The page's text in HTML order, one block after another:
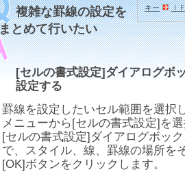
キー Ｉ
複雑な罫線の設定を
とめて行いたい
[セルの書式設定]ダイアログボ
設定する
罫線を設定したいセル範囲を選択
メニューから[セルの書式設定]を
[セルの書式設定]ダイアログボッ
で、スタイル、線、罫線の場所を
[OK]ボタンをクリックします。